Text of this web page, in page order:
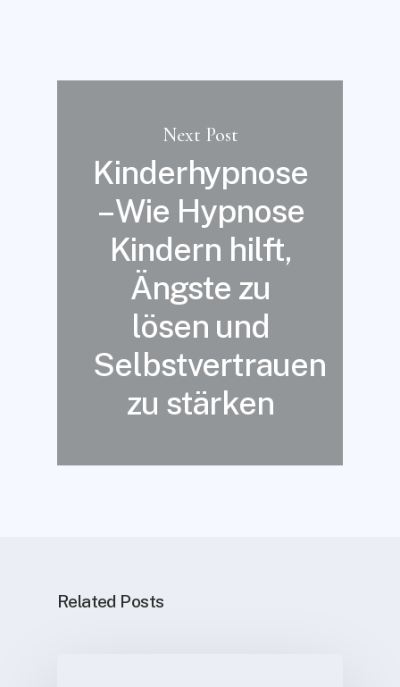
Next Post
Kinderhypnose
– Wie Hypnose
Kindern hilft,
Ängste zu
lösen und
Selbstvertrauen
zu stärken
Related Posts